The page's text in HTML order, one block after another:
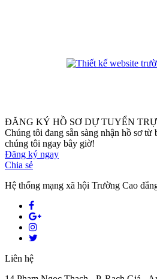
ĐĂNG KÝ HỒ SƠ DỰ TUYỂN
Chúng tôi đang sẵn sàng nhận hồ sơ từ
chúng tôi ngay bây giờ!
Đăng ký ngay
Chia sẻ
Hệ thống mạng xã hội Trường Cao
Liên hệ